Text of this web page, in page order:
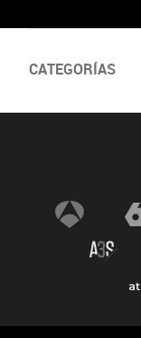
CATEGORÍAS